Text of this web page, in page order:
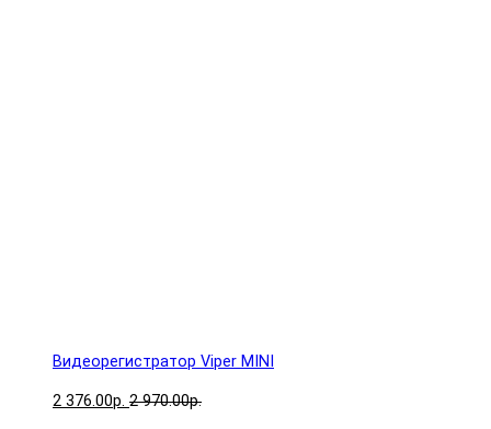
Видеорегистратор Viper MINI
2 376.00р. 2 970.00р.